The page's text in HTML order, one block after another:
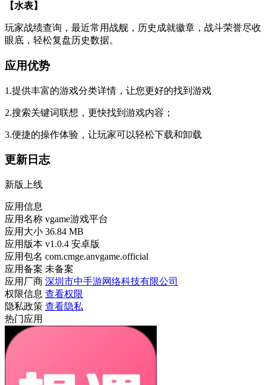
【水表】
玩家战绩查询，最近常用战舰，历史成就徽章，战斗荣誉尽收
眼底，轻松复盘历史数据。
应用优势
1.提供丰富的游戏分类详情，让您更好的找到游戏
2.搜索关键词联想，更快找到游戏内容；
3.便捷的操作体验，让玩家可以轻松下载和卸载
更新日志
新版上线
应用信息
应用名称 vgame游戏平台
应用大小 36.84 MB
应用版本 v1.0.4 安卓版
应用包名 com.cmge.anvgame.official
应用备案 未备案
应用厂商 深圳市中手游网络科技有限公司
权限信息 查看权限
隐私政策 查看隐私
热门应用